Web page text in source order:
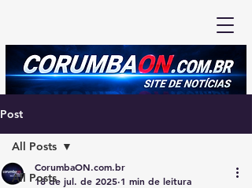
Post
All Posts
All Posts
CorumbaON.com.br
18 de jul. de 2025 1 min de leitura